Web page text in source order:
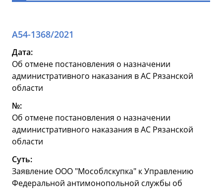
А54-1368/2021
Дата:
Об отмене постановления о назначении
административного наказания в АС Рязанской
области
№:
Об отмене постановления о назначении
административного наказания в АС Рязанской
области
Суть:
Заявление ООО "Мособлскупка" к Управлению
Федеральной антимонопольной службы об